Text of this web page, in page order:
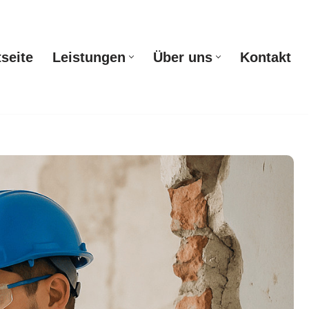
Leistungen Über uns Kontakt
Startseite Leistungen Über uns Kontakt